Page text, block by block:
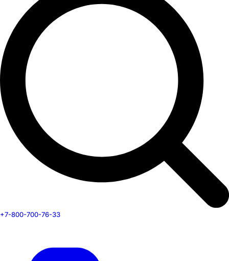
+7-800-700-76-33